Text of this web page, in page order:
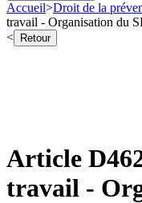
Accueil>Droit de la
travail - Organisation du
<
Retour
Article
travail -